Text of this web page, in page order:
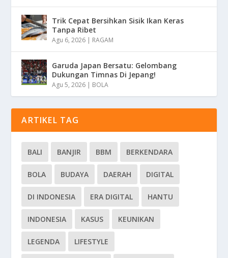
Trik Cepat Bersihkan Sisik Ikan Keras
Tanpa Ribet
Agu 6, 2026 | RAGAM
Garuda Japan Bersatu: Gelombang
Dukungan Timnas Di Jepang!
Agu 5, 2026 | BOLA
ARTIKEL TAG
BALI BANJIR BBM BERKENDARA
BOLA BUDAYA DAERAH DIGITAL
DI INDONESIA ERA DIGITAL HANTU
INDONESIA KASUS KEUNIKAN
LEGENDA LIFESTYLE